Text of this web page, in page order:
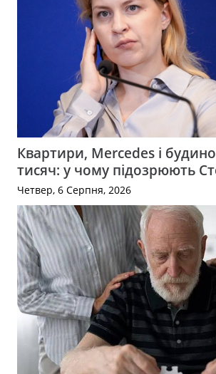
Квартири, Mercedes і
тисяч: у чому підозрюють
Четвер, 6 Серпня, 2026